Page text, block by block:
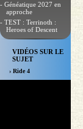
- Généatique 2027 en
approche
- TEST : Terrinoth :
Heroes of Descent
VIDÉOS SUR LE
SUJET
› Ride 4